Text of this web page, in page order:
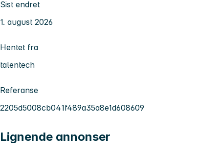
Sist endret
1. august 2026
Hentet fra
talentech
Referanse
2205d5008cb041f489a35a8e1d608609
Lignende annonser